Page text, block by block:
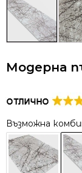
Модерна
Възможна